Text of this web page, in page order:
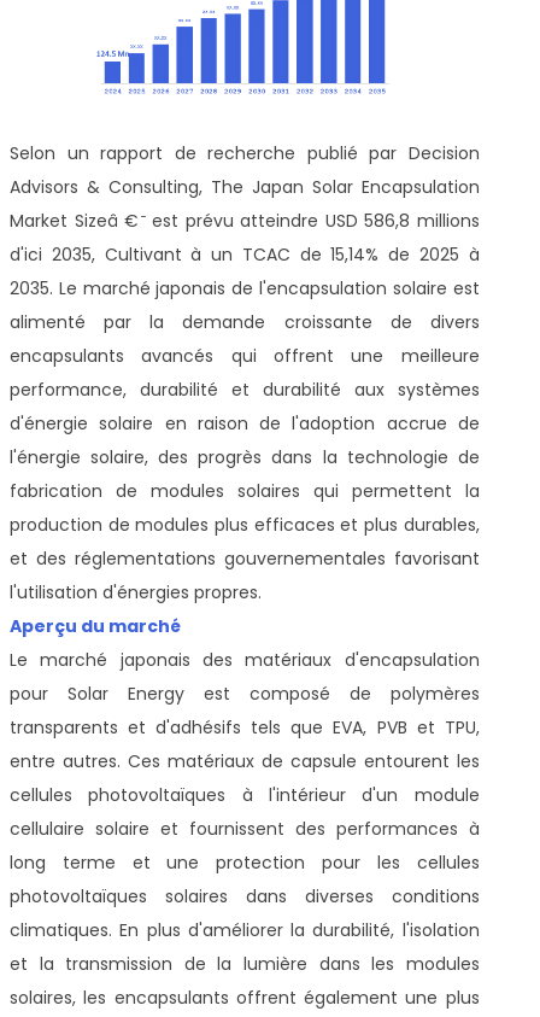
Selon un rapport de recherche publié par Decision
Advisors & Consulting, The Japan Solar Encapsulation
Market Sizeâ € ̄ est prévu atteindre USD 586,8 millions
d'ici 2035, Cultivant à un TCAC de 15,14% de 2025 à
2035. Le marché japonais de l'encapsulation solaire est
alimenté par la demande croissante de divers
encapsulants avancés qui offrent une meilleure
performance, durabilité et durabilité aux systèmes
d'énergie solaire en raison de l'adoption accrue de
l'énergie solaire, des progrès dans la technologie de
fabrication de modules solaires qui permettent la
production de modules plus efficaces et plus durables,
et des réglementations gouvernementales favorisant
l'utilisation d'énergies propres.
Aperçu du marché
Le marché japonais des matériaux d'encapsulation
pour Solar Energy est composé de polymères
transparents et d'adhésifs tels que EVA, PVB et TPU,
entre autres. Ces matériaux de capsule entourent les
cellules photovoltaïques à l'intérieur d'un module
cellulaire solaire et fournissent des performances à
long terme et une protection pour les cellules
photovoltaïques solaires dans diverses conditions
climatiques. En plus d'améliorer la durabilité, l'isolation
et la transmission de la lumière dans les modules
solaires, les encapsulants offrent également une plus